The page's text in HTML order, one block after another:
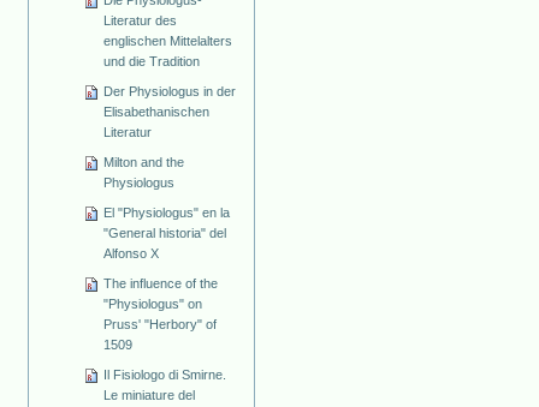
Literatur des
englischen Mittelalters
und die Tradition
Der Physiologus in der
Elisabethanischen
Literatur
Milton and the
Physiologus
El "Physiologus" en la
"General historia" del
Alfonso X
The influence of the
"Physiologus" on
Pruss' "Herbory" of
1509
Il Fisiologo di Smirne.
Le miniature del